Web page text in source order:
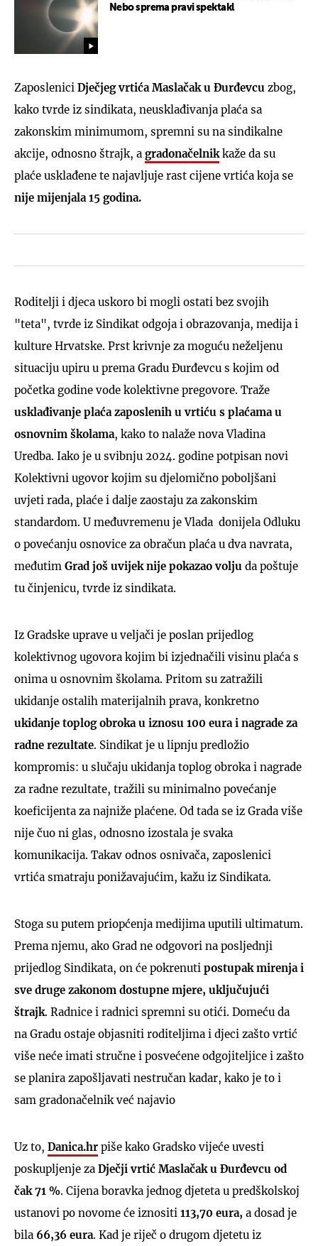
Nebo sprema pravi spektakl
Zaposlenici Dječjeg vrtića Maslačak u Đurđevcu zbog,
kako tvrde iz sindikata, neusklađivanja plaća sa
zakonskim minimumom, spremni su na sindikalne
akcije, odnosno štrajk, a gradonačelnikkaže da su
plaće usklađene te najavljuje rast cijene vrtića koja se
nije mijenjala 15 godina.
Roditelji i djeca uskoro bi mogli ostati bez svojih
"teta", tvrde iz Sindikat odgoja i obrazovanja, medija i
kulture Hrvatske. Prst krivnje za moguću neželjenu
situaciju upiru u prema Gradu Đurđevcu s kojim od
početka godine vode kolektivne pregovore. Traže
usklađivanje plaća zaposlenih u vrtiću s plaćama u
osnovnim školama, kako to nalaže nova Vladina
Uredba. Iako je u svibnju 2024. godine potpisan novi
Kolektivni ugovor kojim su djelomično poboljšani
uvjeti rada, plaće i dalje zaostaju za zakonskim
standardom. U međuvremenu je Vlada donijela Odluku
o povećanju osnovice za obračun plaća u dva navrata,
međutim Grad još uvijek nije pokazao volju da poštuje
tu činjenicu, tvrde iz sindikata.
Iz Gradske uprave u veljači je poslan prijedlog
kolektivnog ugovora kojim bi izjednačili visinu plaća s
onima u osnovnim školama. Pritom su zatražili
ukidanje ostalih materijalnih prava, konkretno
ukidanje toplog obroka u iznosu 100 eura i nagrade za
radne rezultate. Sindikat je u lipnju predložio
kompromis: u slučaju ukidanja toplog obroka i nagrade
za radne rezultate, tražili su minimalno povećanje
koeficijenta za najniže plaćene. Od tada se iz Grada više
nije čuo ni glas, odnosno izostala je svaka
komunikacija. Takav odnos osnivača, zaposlenici
vrtića smatraju ponižavajućim, kažu iz Sindikata.
Stoga su putem priopćenja medijima uputili ultimatum.
Prema njemu, ako Grad ne odgovori na posljednji
prijedlog Sindikata, on će pokrenuti postupak mirenja i
sve druge zakonom dostupne mjere, uključujući
štrajk. Radnice i radnici spremni su otići. Domeću da
na Gradu ostaje objasniti roditeljima i djeci zašto vrtić
više neće imati stručne i posvećene odgojiteljice i zašto
se planira zapošljavati nestručan kadar, kako je to i
sam gradonačelnik već najavio
Uz to, Danica.hr piše kako Gradsko vijeće uvesti
poskupljenje za Dječji vrtić Maslačak u Đurđevcu od
čak 71 %. Cijena boravka jednog djeteta u predškolskoj
ustanovi po novome će iznositi 113,70 eura, a dosad je
bila 66,36 eura. Kad je riječ o drugom djetetu iz